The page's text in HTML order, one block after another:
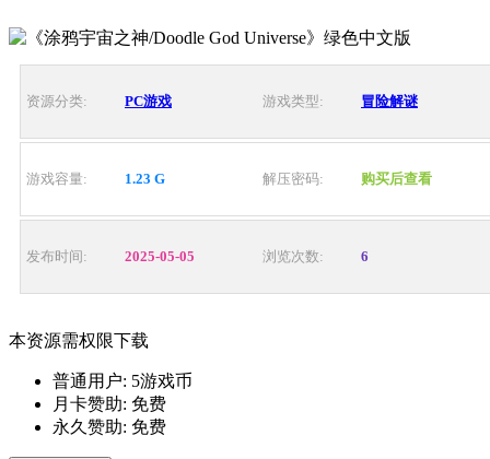
资源分类: PC游戏 游戏类型: 冒险解谜
游戏容量: 1.23 G 解压密码: 购买后查看
发布时间: 2025-05-05 浏览次数: 6
本资源需权限下载
普通用户: 5游戏币
月卡赞助: 免费
永久赞助: 免费